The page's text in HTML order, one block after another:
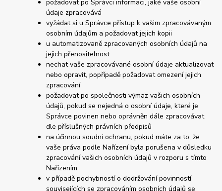
požadovat po Správci informaci, jaké vaše osobní
údaje zpracovává
vyžádat si u Správce přístup k vašim zpracovávaným
osobním údajům a požadovat jejich kopii
u automatizovaně zpracovaných osobních údajů na
jejich přenositelnost
nechat vaše zpracovávané osobní údaje aktualizovat
nebo opravit, popřípadě požadovat omezení jejich
zpracování
požadovat po společnosti výmaz vašich osobních
údajů, pokud se nejedná o osobní údaje, které je
Správce povinen nebo oprávněn dále zpracovávat
dle příslušných právních předpisů
na účinnou soudní ochranu, pokud máte za to, že
vaše práva podle Nařízení byla porušena v důsledku
zpracování vašich osobních údajů v rozporu s tímto
Nařízením
v případě pochybností o dodržování povinností
souvisejících se zpracováním osobních údajů se